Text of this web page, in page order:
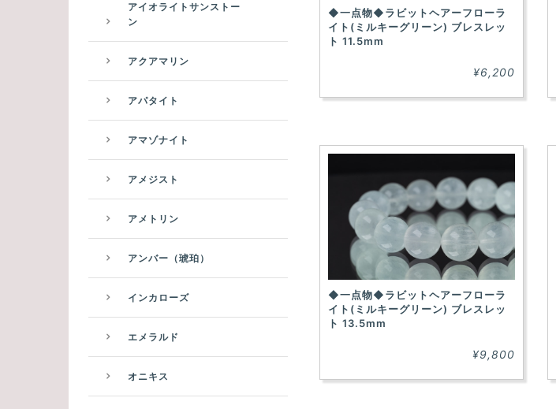
◆一点物◆ラビットヘアーフローラ
イト(ミルキーグリーン) ブレスレッ
ト 11.5mm
¥6,200
◆一点物◆ラビットヘアーフローラ
イト(ミルキーグリーン) ブレスレッ
ト 13.5mm
¥9,800
アイオライトサンストー
ン
アクアマリン
アパタイト
アマゾナイト
アメジスト
アメトリン
アンバー（琥珀）
インカローズ
エメラルド
オニキス